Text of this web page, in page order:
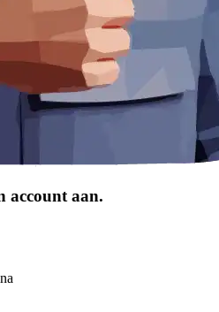
account aan.